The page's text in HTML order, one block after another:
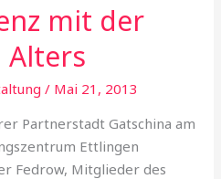
mit der
Alters
/ Mai 21, 2013
Partnerstadt Gatschina am
Ettlingen
Fedrow, Mitglieder des